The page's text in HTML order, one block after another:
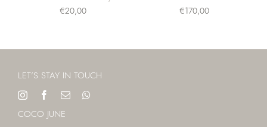
€20,00 €170,00
LET’S STAY IN TOUCH
COCO JUNE